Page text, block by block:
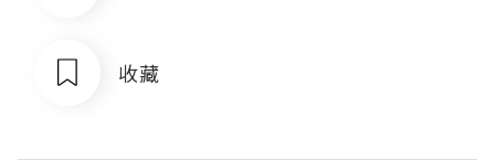
收藏